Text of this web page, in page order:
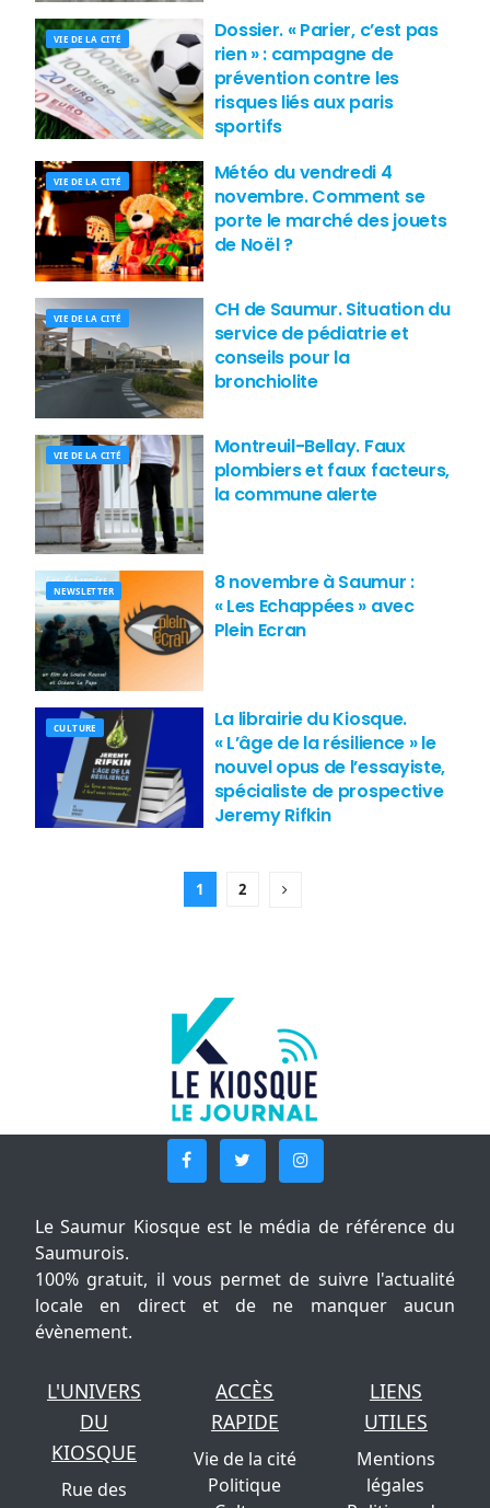
VIE DE LA CITÉ
Dossier. « Parier, c’est pas
rien » : campagne de
prévention contre les
risques liés aux paris
sportifs
VIE DE LA CITÉ
Météo du vendredi 4
novembre. Comment se
porte le marché des jouets
de Noël ?
VIE DE LA CITÉ
CH de Saumur. Situation du
service de pédiatrie et
conseils pour la
bronchiolite
VIE DE LA CITÉ
Montreuil-Bellay. Faux
plombiers et faux facteurs,
la commune alerte
NEWSLETTER
8 novembre à Saumur :
« Les Echappées » avec
Plein Ecran
CULTURE
La librairie du Kiosque.
« L’âge de la résilience » le
nouvel opus de l’essayiste,
spécialiste de prospective
Jeremy Rifkin
1 2
Le Saumur Kiosque est le média de référence du
Saumurois.
100% gratuit, il vous permet de suivre l'actualité
locale en direct et de ne manquer aucun
évènement.
L'UNIVERS
DU
KIOSQUE
Rue des
ACCÈS
RAPIDE
Vie de la cité
Politique
LIENS
UTILES
Mentions
légales